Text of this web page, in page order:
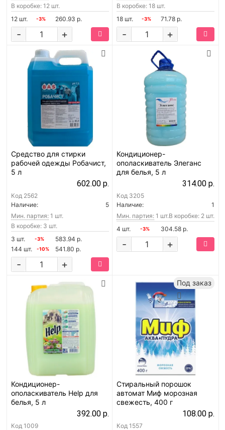
В коробке: 12 шт.
12 шт.
-3% 260.93 р.
+
-
В коробке: 18 шт.
18 шт.
-3% 71.78 р.
+
-
Средство для стирки
рабочей одежды Робачист,
5 л
602.00 р.
Код 2562
Наличие:
5
Мин. партия: 1 шт.
В коробке: 3 шт.
3 шт.
-3%
583.94 р.
144 шт.
-10% 541.80 р.
+
-
Кондиционер-
ополаскиватель Элеганс
для белья, 5 л
314.00 р.
Код 3205
Наличие:
1
Мин. партия: 1 шт.В коробке: 2 шт.
4 шт.
-3% 304.58 р.
+
-
Кондиционер-
ополаскиватель Help для
белья, 5 л
392.00 р.
Код 1009
Под заказ
Стиральный порошок
автомат Миф морозная
свежесть, 400 г
108.00 р.
Код 1557